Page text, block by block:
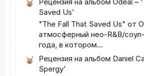
Saved Us’
"The Fall That Saved Us" от
атмосферный нео‑R&B/
года, в котором...
Рецензия на альбом Daniel
Spergy’